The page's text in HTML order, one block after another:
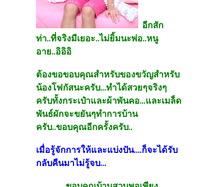
อีกสัก
ท่า..ที่จริงมีเยอะ..ไม่ยิ้มนะพ่อ..หนู
อาย..อิอิอิ
ต้องขอขอบคุณสำหรับของขวัญสำหรับ
น้องโฟกัสนะครับ...ทำได้สวยๆจริงๆ
ครับทั้งกระเป๋าและผ้าพันคอ...และเมล็ด
พันธ์ผักจะขยันๆทำการบ้าน
ครับ..ขอบคุณอีกครั้งครับ..
เมื่อรู้จักการให้และแบ่งปัน....ก็จะได้รับ
กลับคืนมาไม่รู้จบ...